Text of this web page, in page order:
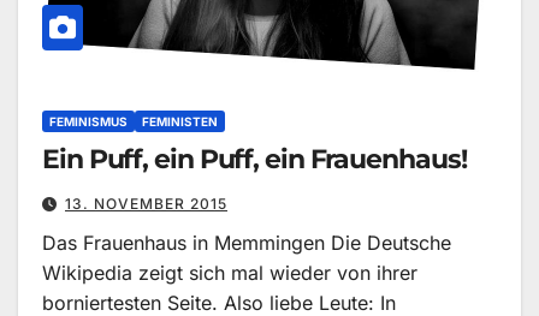
FEMINISMUS FEMINISTEN
Ein Puff, ein Puff, ein Frauenhaus!
13. NOVEMBER 2015
Das Frauenhaus in Memmingen Die Deutsche
Wikipedia zeigt sich mal wieder von ihrer
borniertesten Seite. Also liebe Leute: In